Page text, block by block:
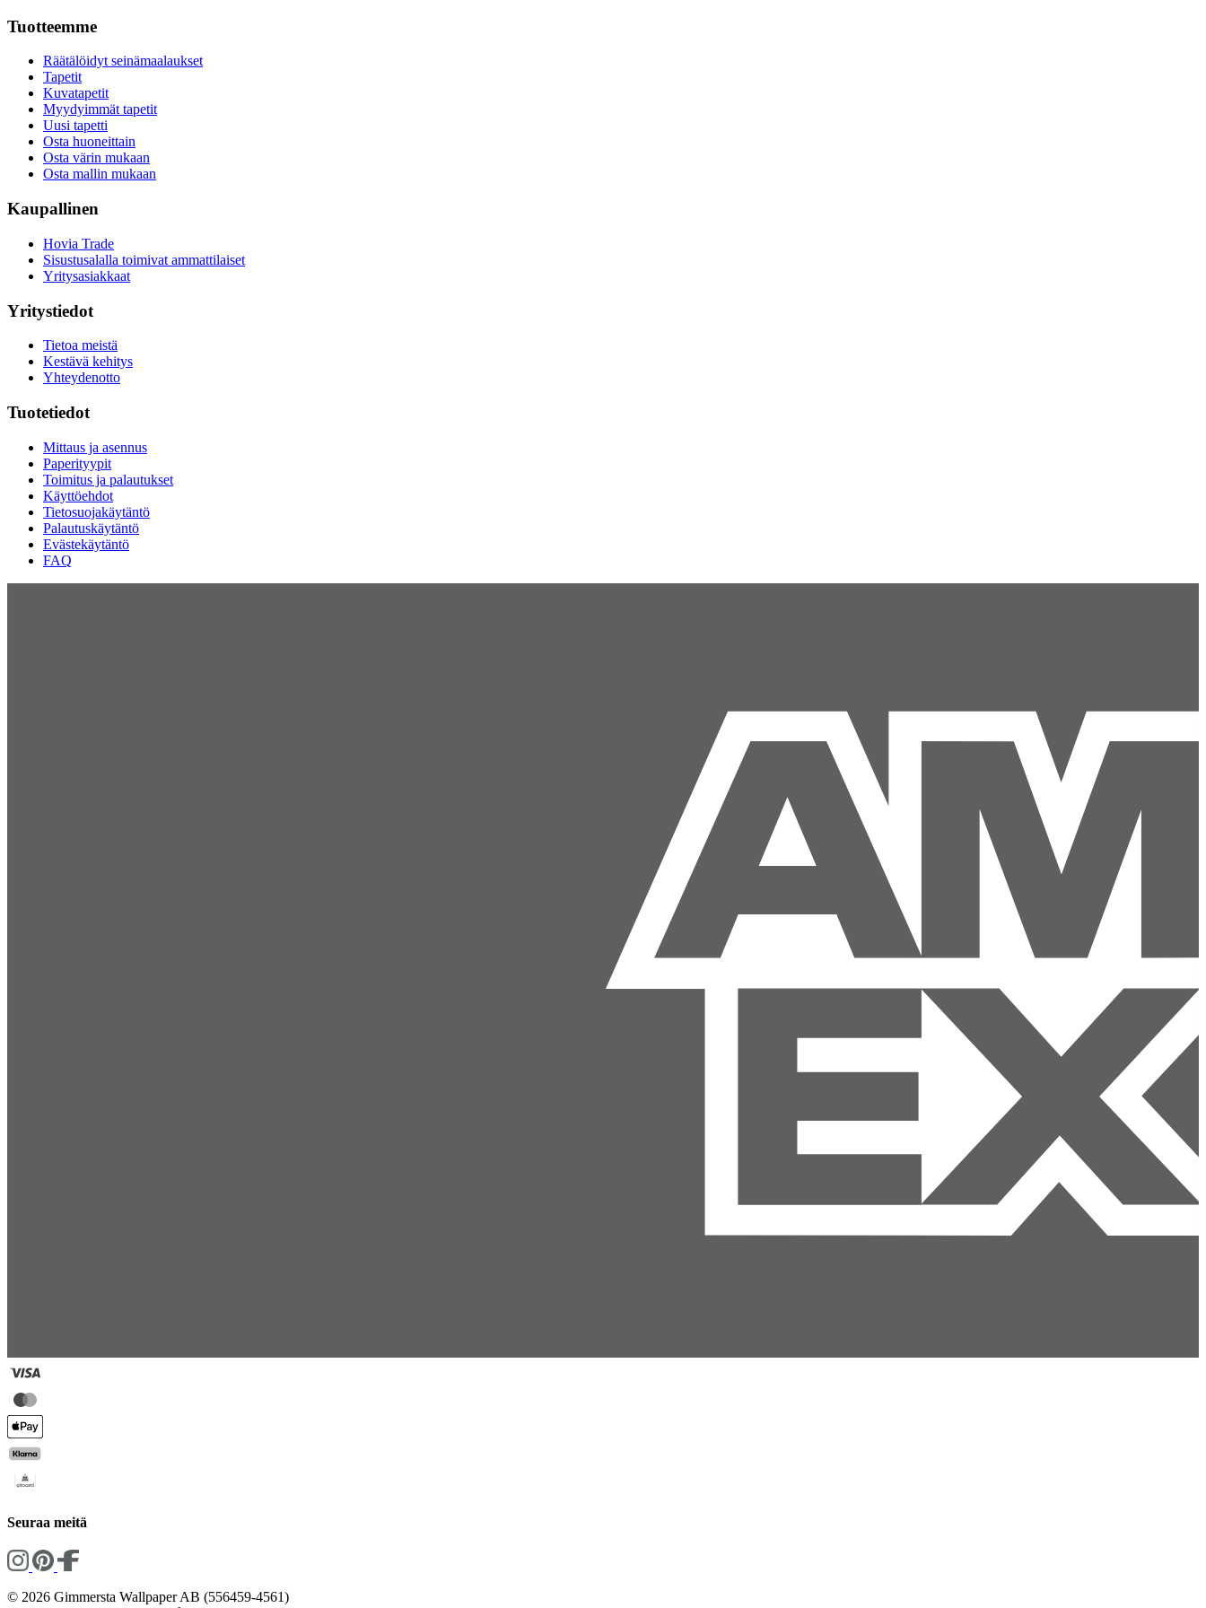
Tuotteemme
Räätälöidyt seinämaalaukset
Tapetit
Kuvatapetit
Myydyimmät tapetit
Uusi tapetti
Osta huoneittain
Osta värin mukaan
Osta mallin mukaan
Kaupallinen
Hovia Trade
Sisustusalalla toimivat ammattilaiset
Yritysasiakkaat
Yritystiedot
Tietoa meistä
Kestävä kehitys
Yhteydenotto
Tuotetiedot
Mittaus ja asennus
Paperityypit
Toimitus ja palautukset
Käyttöehdot
Tietosuojakäytäntö
Palautuskäytäntö
Evästekäytäntö
FAQ
Seuraa meitä
© 2026 Gimmersta Wallpaper AB (556459-4561)